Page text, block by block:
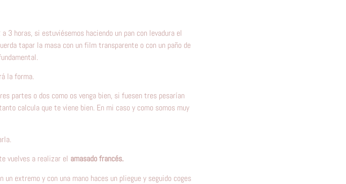
3 horas, si estuviésemos haciendo un pan con levadura el
tapar la masa con un film transparente o con un paño de
la forma.
partes o dos como os venga bien, si fuesen tres pesarían
calcula que te viene bien. En mi caso y como somos muy
vuelves a realizar el amasado francés.
un extremo y con una mano haces un pliegue y seguido coges